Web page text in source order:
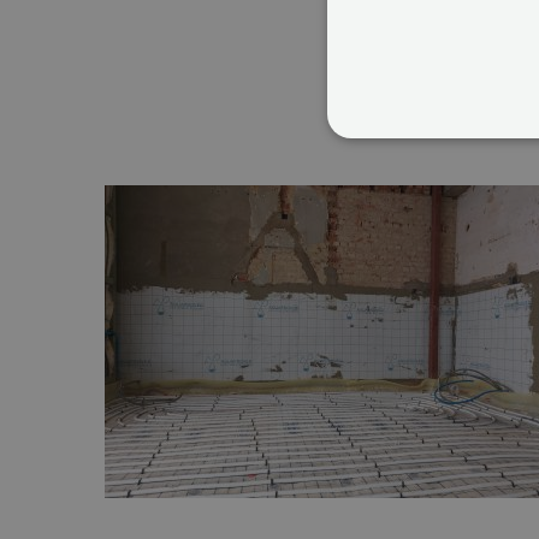
STRIKT
NIET-
Strikt noodzakelijke
website kan niet goed
Naam
CookieScriptConsent